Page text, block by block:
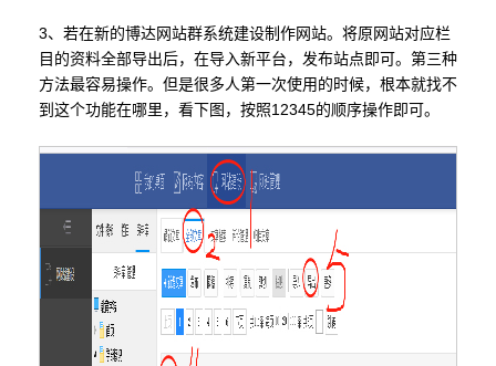
3、若在新的博达网站群系统建设制作网站。将原网站对应栏
目的资料全部导出后，在导入新平台，发布站点即可。第三种
方法最容易操作。但是很多人第一次使用的时候，根本就找不
到这个功能在哪里，看下图，按照12345的顺序操作即可。